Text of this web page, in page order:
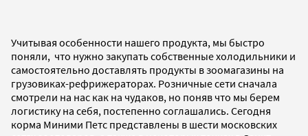
Учитывая особенности нашего продукта, мы быстро
поняли, что нужно закупать собственные холодильники и
самостоятельно доставлять продукты в зоомагазины на
грузовиках-рефрижераторах. Розничные сети сначала
смотрели на нас как на чудаков, но поняв что мы берем
логистику на себя, постепенно соглашались. Сегодня
корма Миними Петс представлены в шести московских